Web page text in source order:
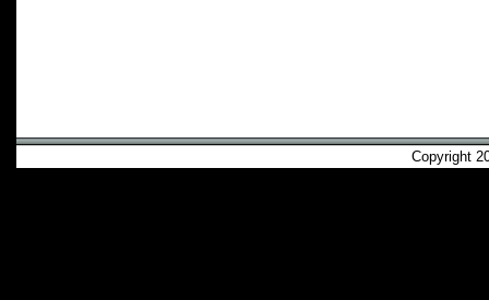
Copyright